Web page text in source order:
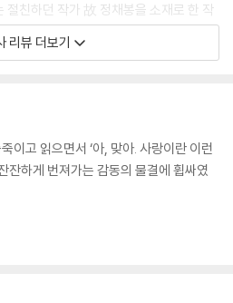
입고 땟국이 흐른 얼굴을 한 상섭이가 찾
생님에게 고약한 냄새가 나는 양푼 밥을
생의 자격이 없다’ 고 생각한 선생님. 한
은 상섭이 어머니는 뜨거운 눈물을 흘
절친하던 작가 故 정채봉을 소재로 한 작
세상」에 방영되어 많은 호응을 받았었
봉이 세상을 떠난 뒤 남겨진 딸을 바라보
누구에겐가 위로가 될 세상 이야기를
을 줄 아는 여유 있는 감성으로 자신만의
게 그려냈다.
는 깨우침의 땀을 넉넉히 흘릴 수 있다.
리뷰 더보기
이고 읽으면서 ‘아, 맞아. 사랑이란 이런
잔하게 번져가는 감동의 물결에 휩싸였